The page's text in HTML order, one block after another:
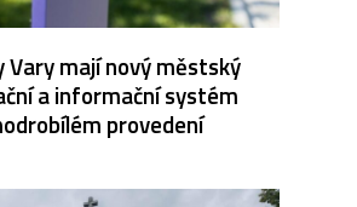
Vary mají nový městský
a informační systém
provedení